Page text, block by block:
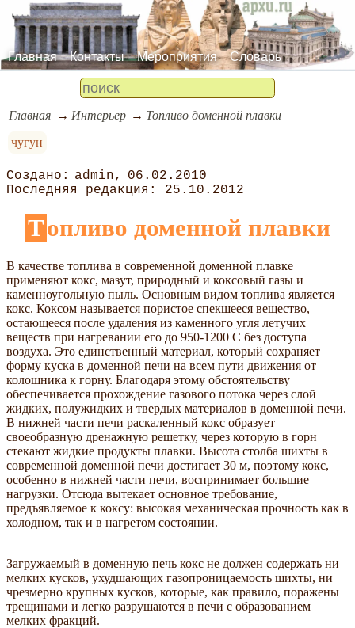
Главная Контакты Мероприятия Словарь
Главная Интерьер
Топливо доменной плавки
чугун
admin
06.02.2010
25.10.2012
Топливо доменной плавки
В качестве топлива в современной доменной плавке
применяют кокс, мазут, природный и коксовый газы и
каменноугольную пыль. Основным видом топлива является
кокс. Коксом называется пористое спекшееся вещество,
остающееся после удаления из каменного угля летучих
веществ при нагревании его до 950-1200 С без доступа
воздуха. Это единственный материал, который сохраняет
форму куска в доменной печи на всем пути движения от
колошника к горну. Благодаря этому обстоятельству
обеспечивается прохождение газового потока через слой
жидких, полужидких и твердых материалов в доменной печи.
В нижней части печи раскаленный кокс образует
своеобразную дренажную решетку, через которую в горн
стекают жидкие продукты плавки. Высота столба шихты в
современной доменной печи достигает 30 м, поэтому кокс,
особенно в нижней части печи, воспринимает большие
нагрузки. Отсюда вытекает основное требование,
предъявляемое к коксу: высокая механическая прочность как в
холодном, так и в нагретом состоянии.
Загружаемый в доменную печь кокс не должен содержать ни
мелких кусков, ухудшающих газопроницаемость шихты, ни
чрезмерно крупных кусков, которые, как правило, поражены
трещинами и легко разрушаются в печи с образованием
мелких фракций.